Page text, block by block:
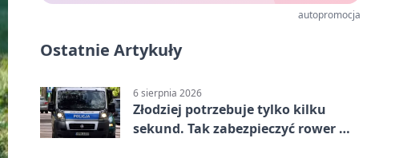
autopromocja
Ostatnie Artykuły
6 sierpnia 2026
Złodziej potrzebuje tylko kilku
sekund. Tak zabezpieczyć rower w